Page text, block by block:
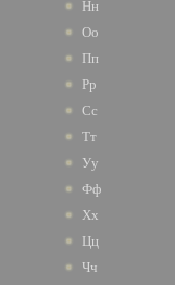
Нн
Оо
Пп
Рр
Сс
Тт
Уу
Фф
Хх
Цц
Чч